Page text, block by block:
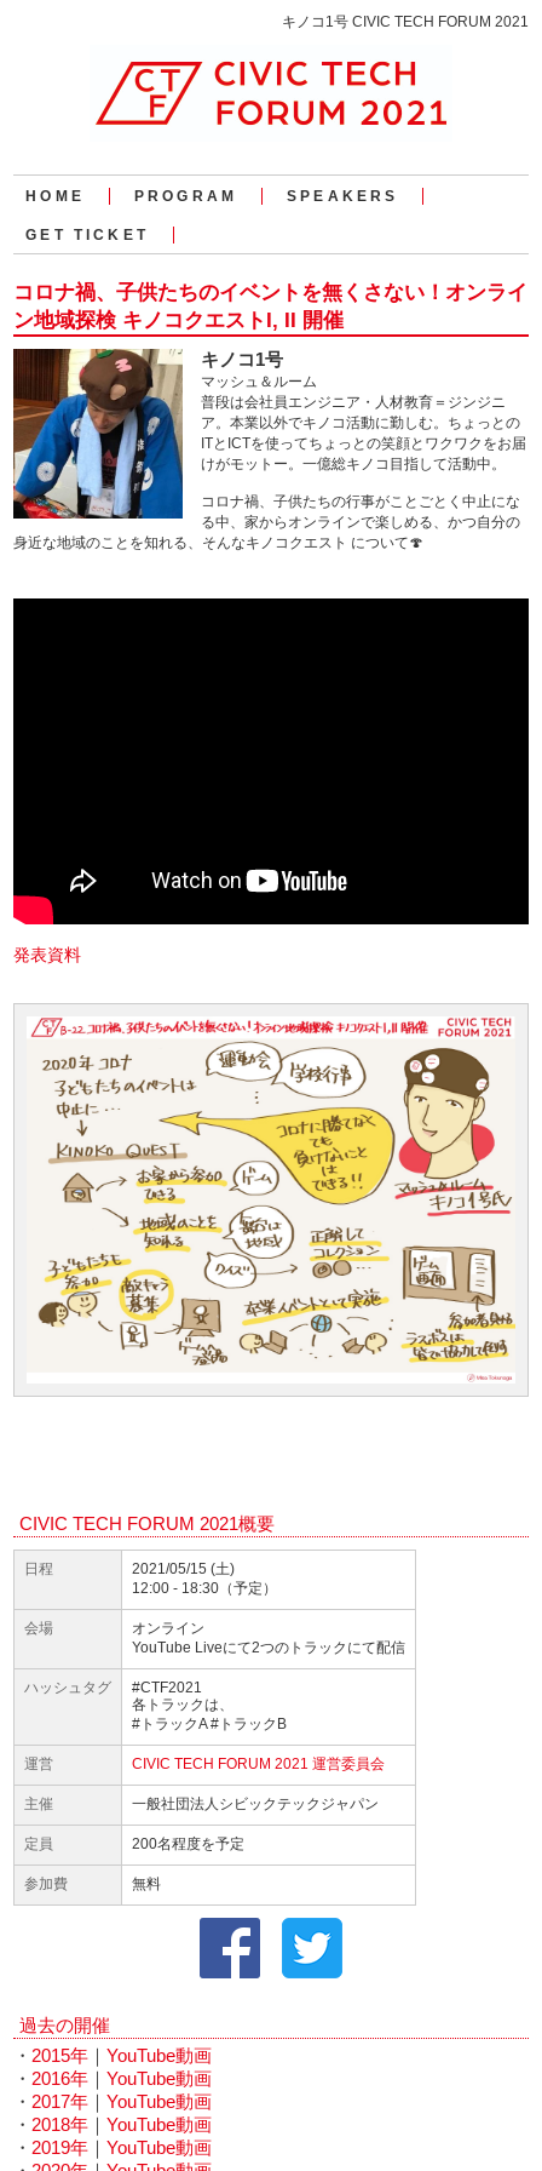
キノコ1号 CIVIC TECH FORUM 2021
HOME PROGRAM SPEAKERS
GET TICKET
コロナ禍、子供たちのイベントを無くさない！オンライ
ン地域探検 キノコクエストI, II 開催
キノコ1号
マッシュ＆ルーム
普段は会社員エンジニア・人材教育＝ジンジニ
ア。本業以外でキノコ活動に勤しむ。ちょっとの
ITとICTを使ってちょっとの笑顔とワクワクをお届
けがモットー。一億総キノコ目指して活動中。
コロナ禍、子供たちの行事がことごとく中止にな
る中、家からオンラインで楽しめる、かつ自分の
身近な地域のことを知れる、そんなキノコクエスト について🍄
発表資料
CIVIC TECH FORUM 2021概要
日程
2021/05/15 (土)
12:00 - 18:30（予定）
会場
オンライン
YouTube Liveにて2つのトラックにて配信
ハッシュタグ
#CTF2021
各トラックは、
#トラックA #トラックB
運営 CIVIC TECH FORUM 2021 運営委員会
主催 一般社団法人シビックテックジャパン
定員 200名程度を予定
参加費 無料
過去の開催
・ 2015年 ｜YouTube動画
・ 2016年 ｜YouTube動画
・ 2017年 ｜YouTube動画
・ 2018年 ｜YouTube動画
・ 2019年 ｜YouTube動画